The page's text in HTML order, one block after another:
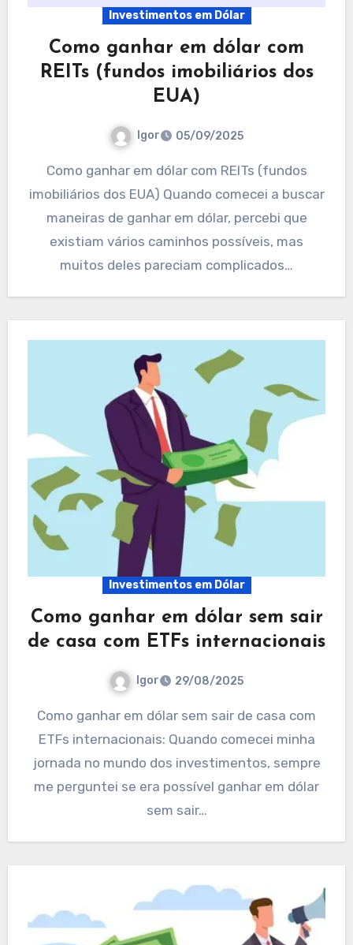
Investimentos em Dólar
Como ganhar em dólar com
REITs (fundos imobiliários dos
EUA)
Igor 05/09/2025
Como ganhar em dólar com REITs (fundos
imobiliários dos EUA) Quando comecei a buscar
maneiras de ganhar em dólar, percebi que
existiam vários caminhos possíveis, mas
muitos deles pareciam complicados…
Investimentos em Dólar
Como ganhar em dólar sem sair
de casa com ETFs internacionais
Igor 29/08/2025
Como ganhar em dólar sem sair de casa com
ETFs internacionais: Quando comecei minha
jornada no mundo dos investimentos, sempre
me perguntei se era possível ganhar em dólar
sem sair…